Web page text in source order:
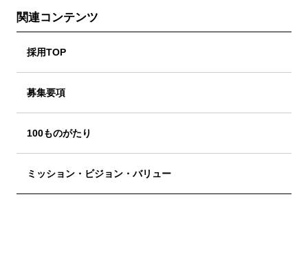
関連コンテンツ
採用TOP
募集要項
100ものがたり
ミッション・ビジョン・バリュー